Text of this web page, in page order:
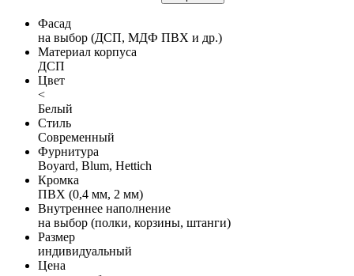
Фасад
на выбор (ДСП, МДФ ПВХ и др.)
Материал корпуса
ДСП
Цвет
<
Белый
Стиль
Современный
Фурнитура
Boyard, Blum, Hettich
Кромка
ПВХ (0,4 мм, 2 мм)
Внутреннее наполнение
на выбор (полки, корзины, штанги)
Размер
индивидуальный
Цена